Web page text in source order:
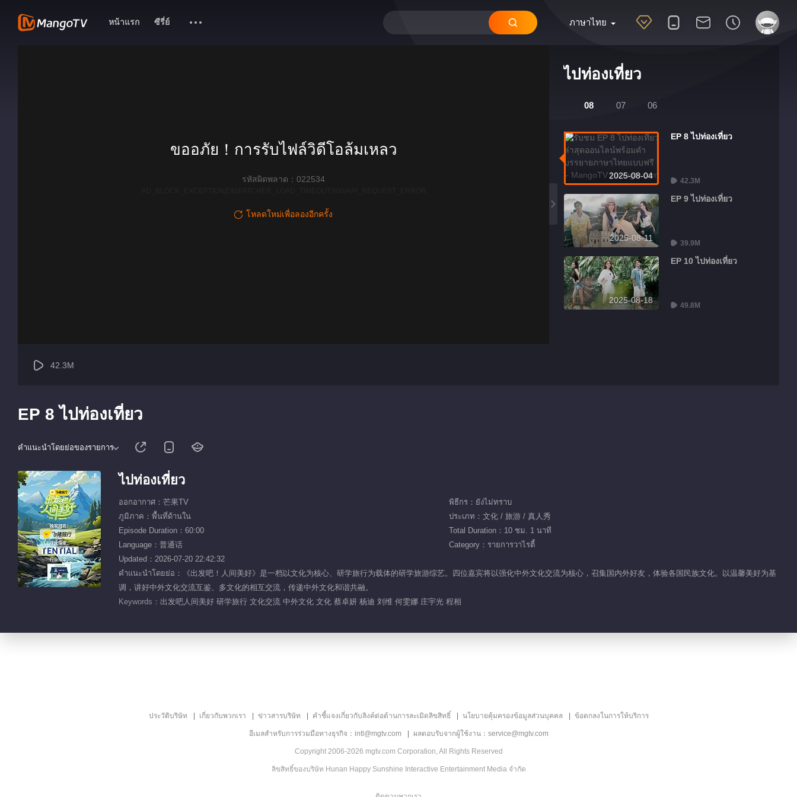
ภาษาไทย
หน้าแรก ซีรี่ย์
ไปท่องเที่ยว
08 07 06
2025-08-04
EP 8 ไปท่องเที่ยว
42.3M
2025-08-11
EP 9 ไปท่องเที่ยว
39.9M
2025-08-18
EP 10 ไปท่องเที่ยว
49.8M
ขออภัย！การรับไฟล์วิดีโอล้มเหลว
รหัสผิดพลาด：022534
โหลดใหม่เพื่อลองอีกครั้ง
42.3M
EP 8 ไปท่องเที่ยว
คำแนะนำโดยย่อของรายการ
ไปท่องเที่ยว
ออกอากาศ：芒果TV
พิธีกร：ยังไม่ทราบ
ภูมิภาค：พื้นที่ด้านใน
ประเภท：文化 / 旅游 / 真人秀
Episode Duration：60:00
Total Duration：10 ชม. 1 นาที
Language：普通话
Category：รายการวาไรตี้
Updated：2026-07-20 22:42:32
คำแนะนำโดยย่อ：《出发吧！人间美好》是一档以文化为核心、研学旅行为载体的研学旅游综艺。四位嘉宾将以强化中外文化交流为核心，召集国内外好友，体验各国民族文化。以温馨美好为基
调，讲好中外文化交流互鉴、多文化的相互交流，传递中外文化和谐共融。
Keywords： 出发吧人间美好 研学旅行 文化交流 中外文化 文化 蔡卓妍 杨迪 刘维 何雯娜 庄宇光 程相
ประวัติบริษัท เกี่ยวกับพวกเรา ข่าวสารบริษัท คำชี้แจงเกี่ยวกับลิงค์ต่อต้านการละเมิดลิขสิทธิ์ นโยบายคุ้มครองข้อมูลส่วนบุคคล ข้อตกลงในการให้บริการ
อีเมลสำหรับการร่วมมือทางธุรกิจ：intl@mgtv.com ผลตอบรับจากผู้ใช้งาน：service@mgtv.com
Copyright 2006-2026 mgtv.com Corporation, All Rights Reserved
ลิขสิทธิ์ของบริษัท Hunan Happy Sunshine Interactive Entertainment Media จำกัด